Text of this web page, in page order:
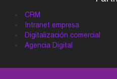
CRM
Intranet empresa
Digitalización comercial
Agencia Digital